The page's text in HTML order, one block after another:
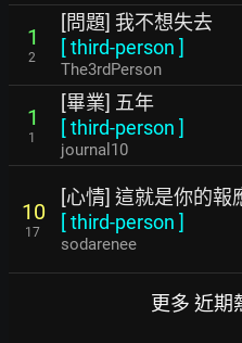
1
2
[問題] 我不想失去
[third-person ]
The3rdPerson
1
1
[畢業] 五年
[third-person ]
journal10
10
17
[心情] 這就是你的報
[third-person ]
sodarenee
更多 近期